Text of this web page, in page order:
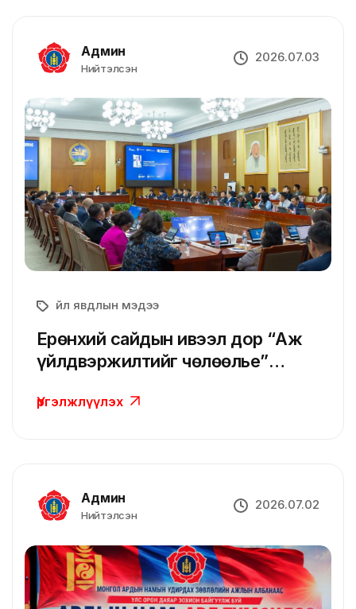
Админ
Нийтэлсэн
2026.07.03
Үйл явдлын мэдээ
Ерөнхий сайдын ивээл дор “Аж
үйлдвэржилтийг чөлөөлье”
Үргэлжлүүлэх
Админ
Нийтэлсэн
2026.07.02